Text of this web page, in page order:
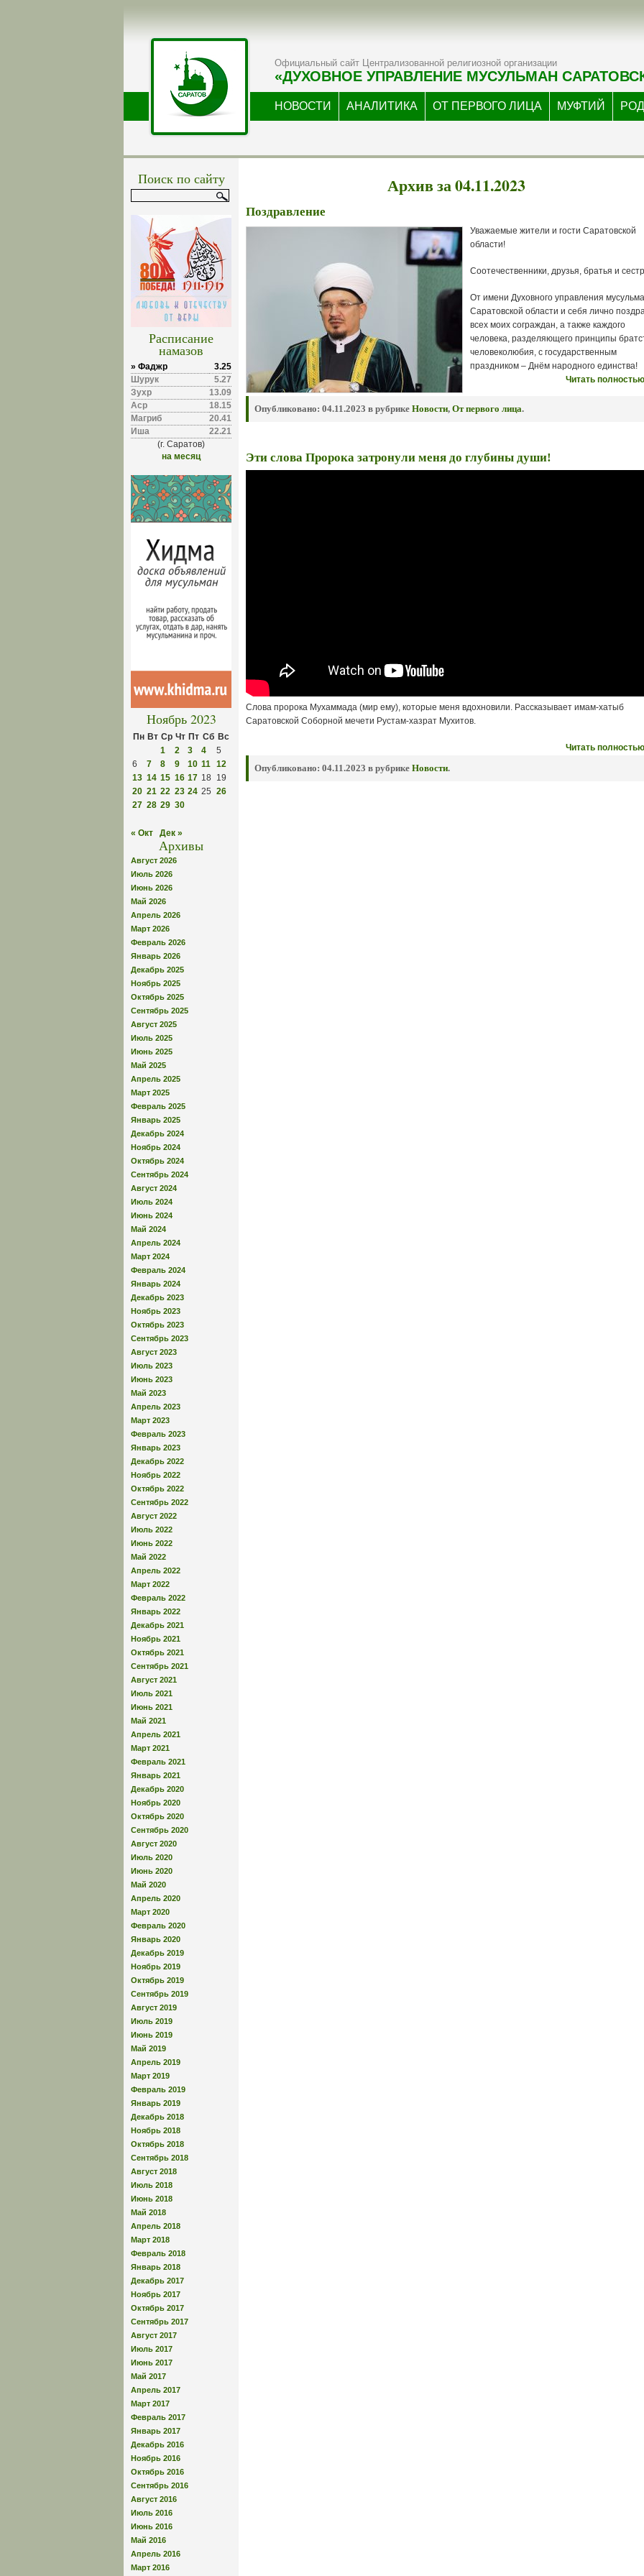
Официальный сайт Централизованной религиозной организации
«ДУХОВНОЕ УПРАВЛЕНИЕ МУСУЛЬМАН
НОВОСТИ АНАЛИТИКА ОТ ПЕРВОГО ЛИЦА МУФТИЙ
Поиск по сайту
Расписание
намазов
» Фаджр
3.25
Шурук
5.27
Зухр
13.09
Аср
18.15
Магриб
20.41
Иша
22.21
(г. Саратов)
на месяц
Ноябрь 2023
Пн Вт Ср Чт Пт Сб Вс
1
2 3 4
5
6
7 8 9 10 11
12
13 14 15 16 17 18
19
20 21 22 23 24 25 26
27 28 29 30
« Окт Дек »
Архивы
Август 2026
Июль 2026
Июнь 2026
Май 2026
Апрель 2026
Март 2026
Февраль 2026
Январь 2026
Декабрь 2025
Ноябрь 2025
Октябрь 2025
Сентябрь 2025
Август 2025
Июль 2025
Июнь 2025
Май 2025
Апрель 2025
Март 2025
Февраль 2025
Январь 2025
Декабрь 2024
Ноябрь 2024
Октябрь 2024
Сентябрь 2024
Август 2024
Июль 2024
Июнь 2024
Май 2024
Апрель 2024
Март 2024
Февраль 2024
Январь 2024
Декабрь 2023
Ноябрь 2023
Октябрь 2023
Сентябрь 2023
Август 2023
Июль 2023
Июнь 2023
Май 2023
Апрель 2023
Март 2023
Февраль 2023
Январь 2023
Декабрь 2022
Ноябрь 2022
Октябрь 2022
Сентябрь 2022
Август 2022
Июль 2022
Июнь 2022
Май 2022
Апрель 2022
Март 2022
Февраль 2022
Январь 2022
Декабрь 2021
Ноябрь 2021
Октябрь 2021
Сентябрь 2021
Август 2021
Июль 2021
Июнь 2021
Май 2021
Апрель 2021
Март 2021
Февраль 2021
Январь 2021
Декабрь 2020
Ноябрь 2020
Октябрь 2020
Сентябрь 2020
Август 2020
Июль 2020
Июнь 2020
Май 2020
Апрель 2020
Март 2020
Февраль 2020
Январь 2020
Декабрь 2019
Ноябрь 2019
Октябрь 2019
Сентябрь 2019
Август 2019
Июль 2019
Июнь 2019
Май 2019
Апрель 2019
Март 2019
Февраль 2019
Январь 2019
Декабрь 2018
Ноябрь 2018
Октябрь 2018
Сентябрь 2018
Август 2018
Июль 2018
Июнь 2018
Май 2018
Апрель 2018
Март 2018
Февраль 2018
Январь 2018
Декабрь 2017
Ноябрь 2017
Октябрь 2017
Сентябрь 2017
Август 2017
Июль 2017
Июнь 2017
Май 2017
Апрель 2017
Март 2017
Февраль 2017
Январь 2017
Декабрь 2016
Ноябрь 2016
Октябрь 2016
Сентябрь 2016
Август 2016
Июль 2016
Июнь 2016
Май 2016
Апрель 2016
Март 2016
Архив за 04.11.2023
Поздравление
Уважаемые жители и гости Саратовской
области!
Соотечественники, друзья, братья и
От имени Духовного управления
Саратовской области и себя лично
всех моих сограждан, а также каждого
человека, разделяющего принципы
человеколюбия, с государственным
праздником – Днём народного единства!
Читать
Опубликовано: 04.11.2023 в рубрике Новости, От первого лица.
Эти слова Пророка затронули меня до глубины души!
Слова пророка Мухаммада (мир ему), которые меня вдохновили. Рассказывает имам-хатыб
Саратовской Соборной мечети Рустам-хазрат Мухитов.
Читать
Опубликовано: 04.11.2023 в рубрике Новости.